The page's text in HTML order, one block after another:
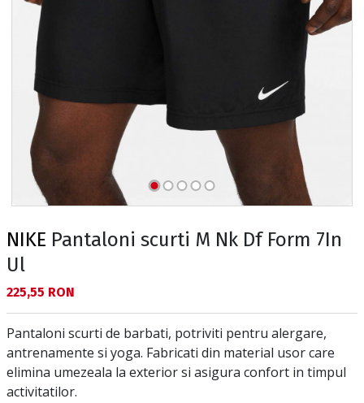
NIKE Pantaloni scurti M Nk Df Form 7In
Ul
Текуща цена:
225,55 RON
Pantaloni scurti de barbati, potriviti pentru alergare,
antrenamente si yoga. Fabricati din material usor care
elimina umezeala la exterior si asigura confort in timpul
activitatilor.